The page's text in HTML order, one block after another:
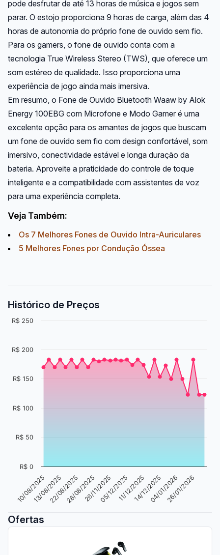
pode desfrutar de até 13 horas de música e jogos sem
parar. O estojo proporciona 9 horas de carga, além das 4
horas de autonomia do próprio fone de ouvido sem fio.
Para os gamers, o fone de ouvido conta com a
tecnologia True Wireless Stereo (TWS), que oferece um
som estéreo de qualidade. Isso proporciona uma
experiência de jogo ainda mais imersiva.
Em resumo, o Fone de Ouvido Bluetooth Waaw by Alok
Energy 100EBG com Microfone e Modo Gamer é uma
excelente opção para os amantes de jogos que buscam
um fone de ouvido sem fio com design confortável, som
imersivo, conectividade estável e longa duração da
bateria. Aproveite a praticidade do controle de toque
inteligente e a compatibilidade com assistentes de voz
para uma experiência completa.
Veja Também:
Os 7 Melhores Fones de Ouvido Intra-Auriculares
5 Melhores Fones por Condução Óssea
Histórico de Preços
10/08/202513/08/202522/08/202528/08/202526/11/202505/12/202511/12/202514/12/202504/01/202626/01/2026
R$ 0
R$ 50
R$ 100
R$ 150
R$ 200
R$ 250
Ofertas